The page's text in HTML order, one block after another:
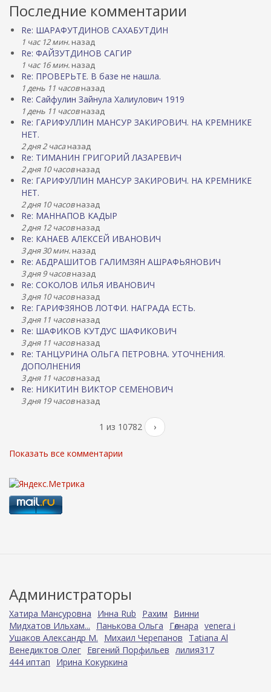
Последние комментарии
Re: ШАРАФУТДИНОВ САХАБУТДИН
1 час 12 мин. назад
Re: ФАЙЗУТДИНОВ САГИР
1 час 16 мин. назад
Re: ПРОВЕРЬТЕ. В базе не нашла.
1 день 11 часовназад
Re: Сайфулин Зайнула Халиулович 1919
1 день 11 часовназад
Re: ГАРИФУЛЛИН МАНСУР ЗАКИРОВИЧ. НА КРЕМНИКЕ
НЕТ.
2 дня 2 часаназад
Re: ТИМАНИН ГРИГОРИЙ ЛАЗАРЕВИЧ
2 дня 10 часовназад
Re: ГАРИФУЛЛИН МАНСУР ЗАКИРОВИЧ. НА КРЕМНИКЕ
НЕТ.
2 дня 10 часовназад
Re: МАННАПОВ КАДЫР
2 дня 12 часовназад
Re: КАНАЕВ АЛЕКСЕЙ ИВАНОВИЧ
3 дня 30 мин. назад
Re: АБДРАШИТОВ ГАЛИМЗЯН АШРАФЬЯНОВИЧ
3 дня 9 часовназад
Re: СОКОЛОВ ИЛЬЯ ИВАНОВИЧ
3 дня 10 часовназад
Re: ГАРИФЗЯНОВ ЛОТФИ. НАГРАДА ЕСТЬ.
3 дня 11 часовназад
Re: ШАФИКОВ КУТДУС ШАФИКОВИЧ
3 дня 11 часовназад
Re: ТАНЦУРИНА ОЛЬГА ПЕТРОВНА. УТОЧНЕНИЯ.
ДОПОЛНЕНИЯ
3 дня 11 часовназад
Re: НИКИТИН ВИКТОР СЕМЕНОВИЧ
3 дня 19 часовназад
1 из 10782 ›
Показать все комментарии
Администраторы
Хатира Мансуровна Инна Rub Рахим
Винни
Мидхатов Ильхам...
Панькова Ольга Гөлнара venera i
Ушаков Александр М.
Михаил Черепанов
Tatiana Al
Венедиктов Олег Евгений Порфильев лилия317
444 иптап
Ирина Кокуркина